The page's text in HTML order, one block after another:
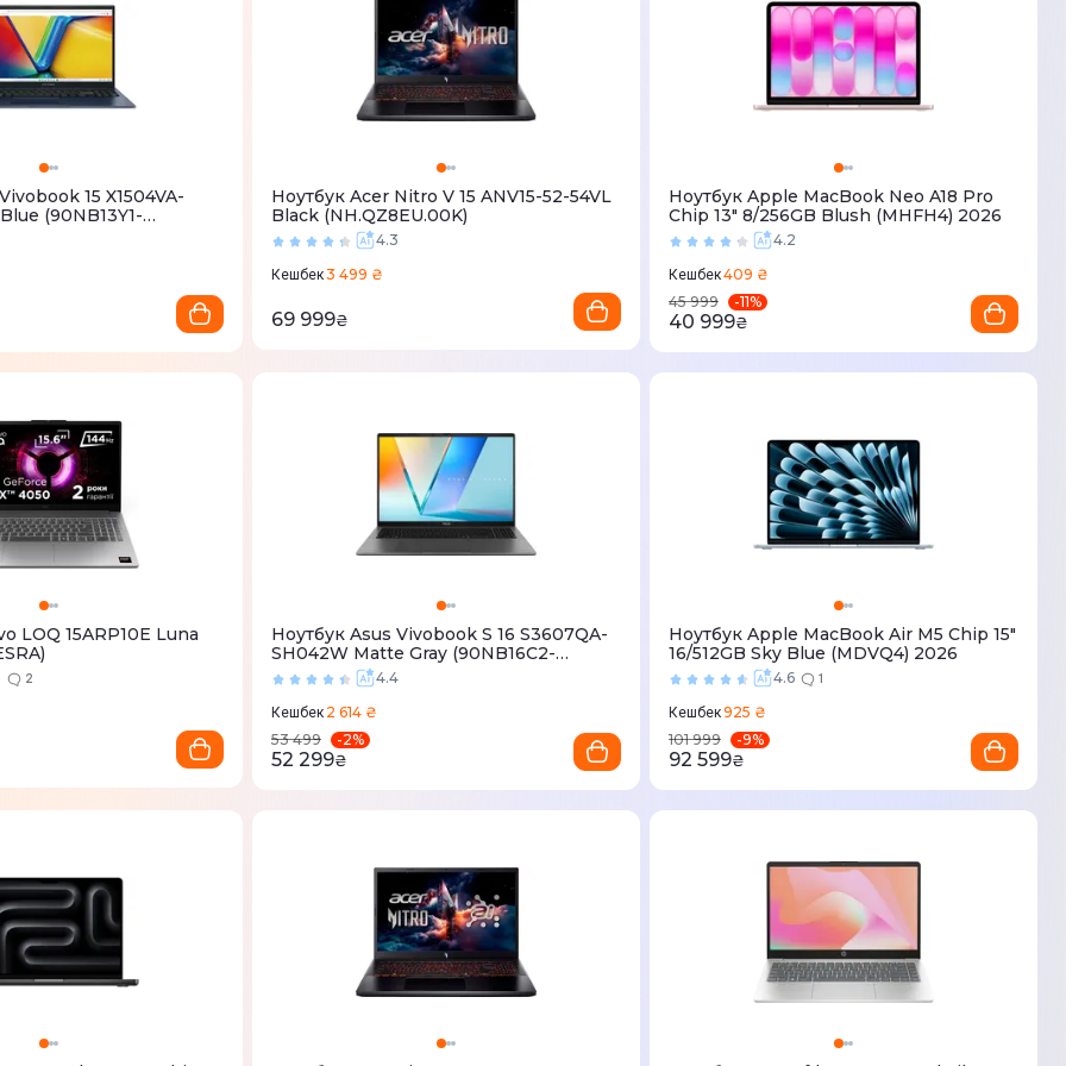
15 X1504VA-
(90NB13Y1-
Ноутбук Acer Nitro V 15 ANV15-52-54VL
Black (NH.QZ8EU.00K)
4.3
Кешбек3 499 ₴
69 999₴
Ноутбук Apple MacBook Neo A18 Pro
Chip 13" 8/256GB Blush (MHFH4) 2026
4.2
Кешбек409 ₴
45 999
-11%
40 999₴
LOQ 15ARP10E Luna
2
Ноутбук Asus Vivobook S 16 S3607QA-
SH042W Matte Gray (90NB16C2-
M002X0)
4.4
Кешбек 2 614 ₴
53 499
-2%
52 299₴
Ноутбук Apple MacBook Air M5 Chip 15"
16/512GB Sky Blue (MDVQ4) 2026
4.6 1
Кешбек925 ₴
101 999
-9%
92 599₴